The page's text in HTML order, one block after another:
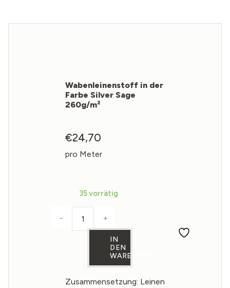
Wabenleinenstoff in der
Farbe Silver Sage
260g/m²
€24,70
pro Meter
35 vorrätig
Wabenleinenstoff in der Farbe Silver
- +
IN
DEN
WARENKORB
Zusammensetzung: Leinen